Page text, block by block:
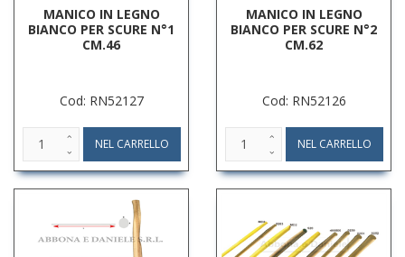
MANICO IN LEGNO
BIANCO PER SCURE N°1
CM.46
Cod: RN52127
MANICO IN LEGNO
BIANCO PER SCURE N°2
CM.62
Cod: RN52126